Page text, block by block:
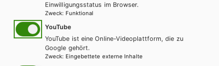
HUM/FS
Erlebnis Naturwissenschaften, Band 2
Einwilligungsstatus im Browser.
Zweck: Funktional
YouTube
YouTube ist eine Online-Videoplattform, die zu
Google gehört.
Zweck: Eingebettete externe Inhalte